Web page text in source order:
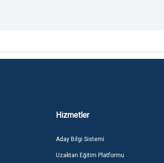
Hizmetler
Aday Bilgi Sistemi
Uzaktan Eğitim Platformu